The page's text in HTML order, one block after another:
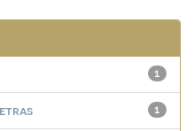
1
1